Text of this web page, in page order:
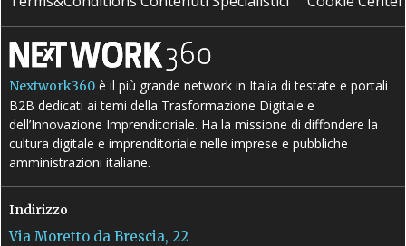
Nextwork360 è il più grande network in Italia di testate e portali
B2B dedicati ai temi della Trasformazione Digitale e
dell’Innovazione Imprenditoriale. Ha la missione di diffondere la
cultura digitale e imprenditoriale nelle imprese e pubbliche
amministrazioni italiane.
Indirizzo
Via Moretto da Brescia, 22